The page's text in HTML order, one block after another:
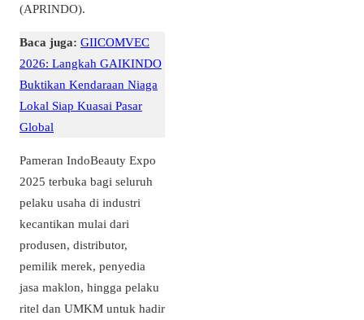
(APRINDO).
Baca juga: GIICOMVEC
2026: Langkah GAIKINDO
Buktikan Kendaraan Niaga
Lokal Siap Kuasai Pasar
Global
Pameran IndoBeauty Expo
2025 terbuka bagi seluruh
pelaku usaha di industri
kecantikan mulai dari
produsen, distributor,
pemilik merek, penyedia
jasa maklon, hingga pelaku
ritel dan UMKM untuk hadir